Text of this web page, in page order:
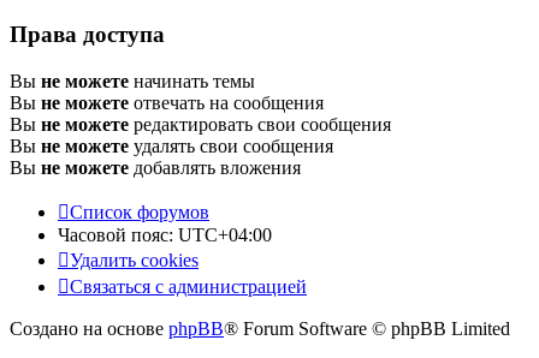
Права доступа
Вы не можете начинать темы
Вы не можете отвечать на сообщения
Вы не можете редактировать свои сообщения
Вы не можете удалять свои сообщения
Вы не можете добавлять вложения
Список форумов
Часовой пояс: UTC+04:00
Удалить cookies
Связаться с администрацией
Создано на основе phpBB® Forum Software © phpBB Limited